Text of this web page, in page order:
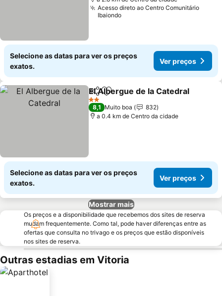
Acesso direto ao Centro Comunitário
Ibaiondo
Selecione as datas para ver os preços
exatos.
Ver preços
PartilharAdicionar aos favoritos
El Albergue de la Catedral
2 Estrelas
8,1 Muito boa
832
a 0.4 km de Centro da cidade
Selecione as datas para ver os preços
exatos.
Ver preços
Mostrar mais
Os preços e a disponibilidade que recebemos dos sites de reserva
mudam frequentemente. Como tal, pode haver diferenças entre as
ofertas que consulta no trivago e os preços que estão disponíveis
nos sites de reserva.
Outras estadias em Vitoria